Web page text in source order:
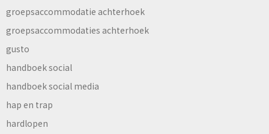
groepsaccommodatie achterhoek
groepsaccommodaties achterhoek
gusto
handboek social
handboek social media
hap en trap
hardlopen